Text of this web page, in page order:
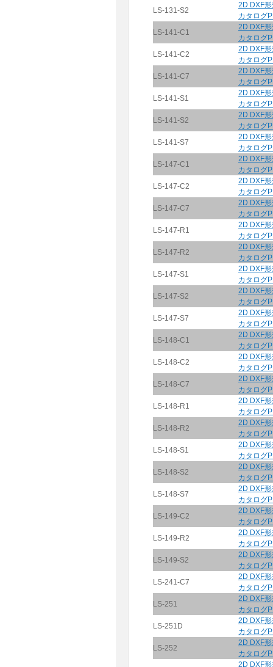
LS-131-S2
2D DXF
カタログ
LS-141-C1
2D DXF
カタログ
LS-141-C2
2D DXF
カタログ
LS-141-C7
2D DXF
カタログ
LS-141-S1
2D DXF
カタログ
LS-141-S2
2D DXF
カタログ
LS-141-S7
2D DXF
カタログ
LS-147-C1
2D DXF
カタログ
LS-147-C2
2D DXF
カタログ
LS-147-C7
2D DXF
カタログ
LS-147-R1
2D DXF
カタログ
LS-147-R2
2D DXF
カタログ
LS-147-S1
2D DXF
カタログ
LS-147-S2
2D DXF
カタログ
LS-147-S7
2D DXF
カタログ
LS-148-C1
2D DXF
カタログ
LS-148-C2
2D DXF
カタログ
LS-148-C7
2D DXF
カタログ
LS-148-R1
2D DXF
カタログ
LS-148-R2
2D DXF
カタログ
LS-148-S1
2D DXF
カタログ
LS-148-S2
2D DXF
カタログ
LS-148-S7
2D DXF
カタログ
LS-149-C2
2D DXF
カタログ
LS-149-R2
2D DXF
カタログ
LS-149-S2
2D DXF
カタログ
LS-241-C7
2D DXF
カタログ
LS-251
2D DXF
カタログ
LS-251D
2D DXF
カタログ
LS-252
2D DXF
カタログ
2D DXF